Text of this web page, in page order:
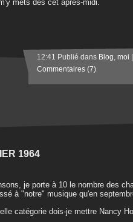
mets dès cet après-midi.
12:41 Publié dans Blog, moi |
Commentaires (7)
1964
je porte à 10 le nombre des
à "notre" musique qu'en
catégorie dois-je mettre Nancy